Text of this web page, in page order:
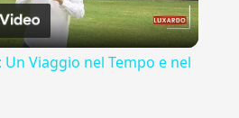
Video
Un Viaggio nel Tempo e nel